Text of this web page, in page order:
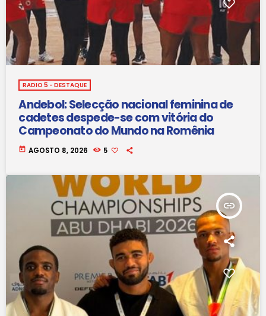
RADIO 5 - DESTAQUE
Andebol: Selecção nacional feminina de
cadetes despede-se com vitória do
Campeonato do Mundo na Romênia
today AGOSTO 8, 2026 5
insert_link